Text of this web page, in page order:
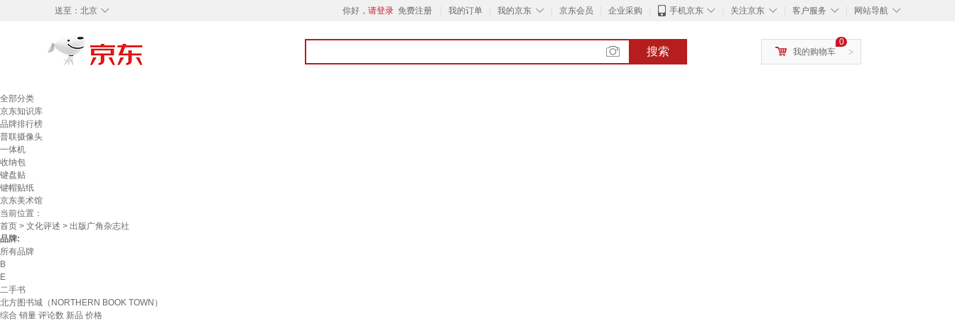
◇
送至： 北京 你好， 请登录 免费注册 我的订单 ◇
我的京东 京东会员 企业采购 ◇
手机京东 ◇
关注京东 ◇
客户服务 ◇
网站导航
搜索 >
0
我的购物车
全部分类
京东知识库
品牌排行榜
普联摄像头
一体机
收纳包
键盘贴
键帽贴纸
京东美术馆
当前位置：
首页 > 文化评述 > 出版广角杂志社
品牌:
所有品牌
B
E
二手书
北方图书城（NORTHERN BOOK TOWN）
综合 销量 评论数 新品 价格